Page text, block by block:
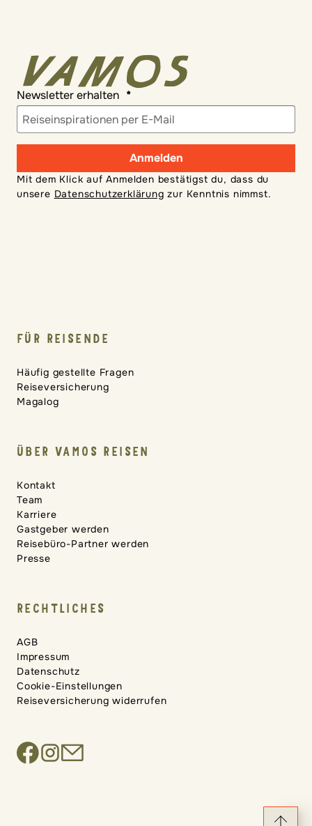
Newsletter erhalten
Anmelden
Mit dem Klick auf Anmelden bestätigst du, dass du
unsere Datenschutzerklärung zur Kenntnis nimmst.
FÜR REISENDE
Häufig gestellte Fragen
Reiseversicherung
Magalog
ÜBER VAMOS REISEN
Kontakt
Team
Karriere
Gastgeber werden
Reisebüro-Partner werden
Presse
RECHTLICHES
AGB
Impressum
Datenschutz
Cookie-Einstellungen
Reiseversicherung widerrufen